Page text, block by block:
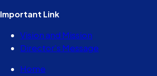
Important Link
Vision and Mission
Director’s Message
Home